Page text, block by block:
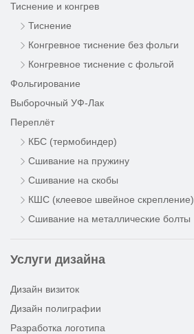
Тиснение и конгрев
Тиснение
Конгревное тиснение без фольги
Конгревное тиснение с фольгой
Фольгирование
Выборочный УФ-Лак
Переплёт
КБС (термобиндер)
Сшивание на пружину
Сшивание на скобы
КШС (клеевое швейное скрепление)
Сшивание на металлические болты
Услуги дизайна
Дизайн визиток
Дизайн полиграфии
Разработка логотипа